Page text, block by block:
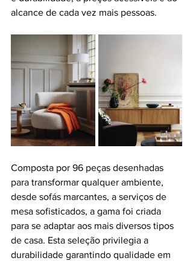
alcance de cada vez mais pessoas.
Composta por 96 peças desenhadas
para transformar qualquer ambiente,
desde sofás marcantes, a serviços de
mesa sofisticados, a gama foi criada
para se adaptar aos mais diversos tipos
de casa. Esta seleção privilegia a
durabilidade garantindo qualidade em